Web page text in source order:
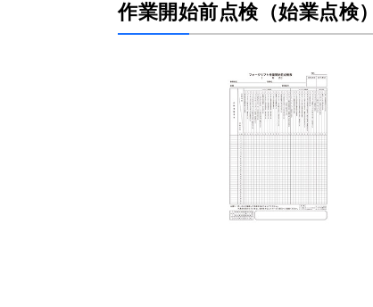
作業開始前点検（始業点検）